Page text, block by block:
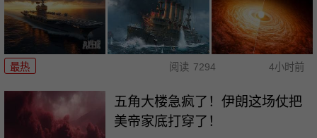
最热 阅读 7294 4小时前
五角大楼急疯了！伊朗这场仗把
美帝家底打穿了！